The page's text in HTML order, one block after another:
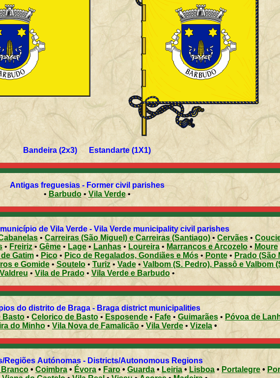
Bandeira (2x3) Estandarte (1X1)
Antigas freguesias - Former civil parishes
• Barbudo• Vila Verde•
de Vila Verde - Vila Verde municipality civil parishes
• Carreiras (São Miguel) e Carreiras (Santiago) •Cervães •
• Freiriz• Gême • Lage• Lanhas• Loureira • Marrancos e Arcozelo •Moure
Gatim• Pico• Pico de Regalados, Gondiães e Mós•Ponte• Prado (São
e Gomide• Soutelo•Turiz• Vade• Valbom (S. Pedro), Passô e Valbom
Valdreu • Vila de Prado• Vila Verde e Barbudo•
do distrito de Braga - Braga district municipalities
Basto• Celorico de Basto• Esposende • Fafe • Guimarães • Póvoa de
do Minho • Vila Nova de Famalicão• Vila Verde • Vizela•
Distritos/Regiões Autónomas - Districts/Autonomous Regions
• Coimbra • Évora • Faro• Guarda • Leiria • Lisboa • Portalegre •